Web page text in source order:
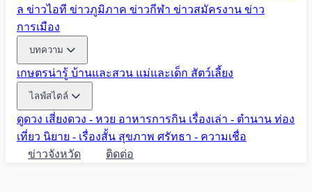
ล ข่าวไอที ข่าวภูมิภาค ข่าวกีฬา ข่าวสมัครงาน ข่าว
การเมือง
บทความ
เกษตรน่ารู้ บ้านและสวน แม่และเด็ก สัตว์เลี้ยง
ไลฟ์สไตล์
ดูดวง เสี่ยงดวง - หวย อาหารการกิน เรื่องเล่า - ตำนาน ท่อง
เที่ยว นิยาย - เรื่องสั้น สุขภาพ ศรัทธา - ความเชื่อ
ข่าวจังหวัด
ติดต่อ